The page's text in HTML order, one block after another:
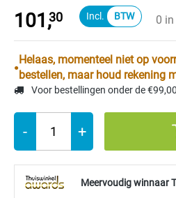
101,30 0
Helaas, momenteel niet op
bestellen, maar houd rekening
Voor bestellingen onder de
- +
Meervoudig winnaar